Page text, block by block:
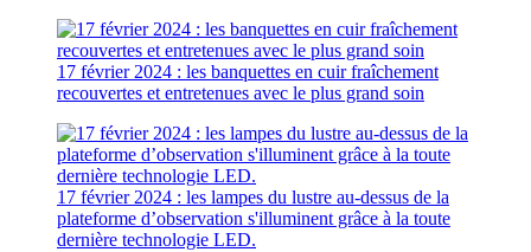
17 février 2024 : les banquettes en cuir fraîchement
recouvertes et entretenues avec le plus grand soin
17 février 2024 : les lampes du lustre au-dessus de la
plateforme d’observation s'illuminent grâce à la toute
dernière technologie LED.